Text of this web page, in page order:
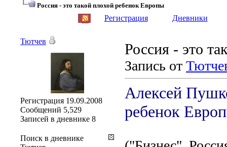
Россия - это такой плохой ребенок Европы
Регистрация Дневники
Россия - это
Запись от
Алексей
ребенок
Тютчев
Регистрация 19.09.2008
Сообщений 5,529
Записей в дневнике 8
Поиск в дневнике